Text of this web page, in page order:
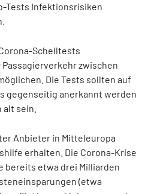
Tests Infektionsrisiken
Schelltests
zwischen
Die Tests sollten auf
gegenseitig anerkannt werden
sein.
Anbieter in Mitteleuropa
erhalten. Die Corona-Krise
bereits etwa drei Milliarden
(etwa